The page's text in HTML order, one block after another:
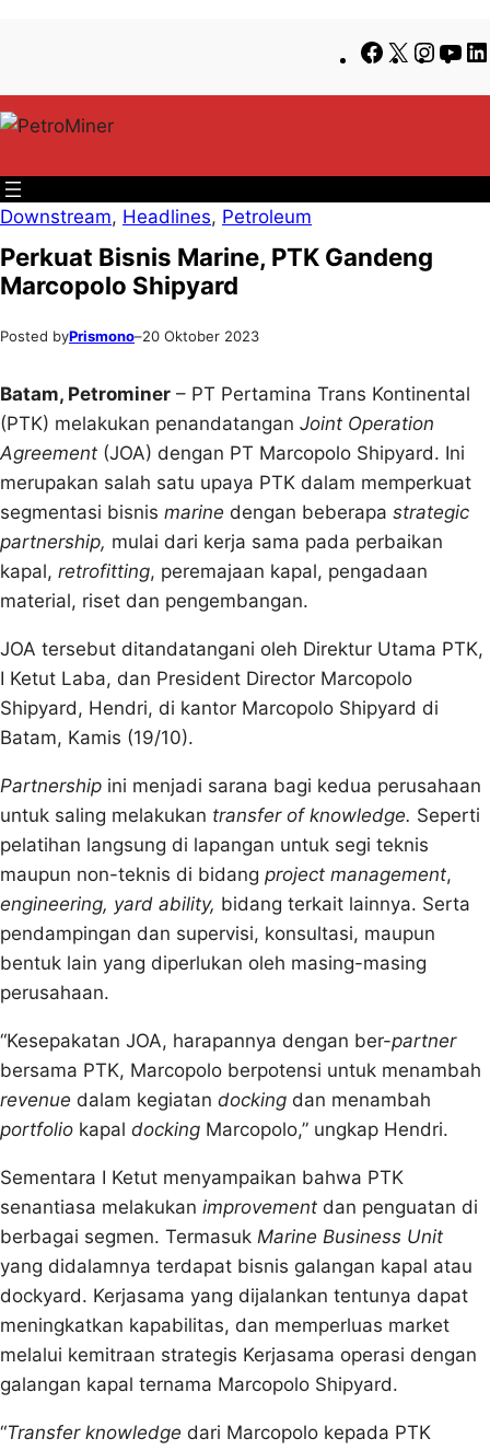
konten
content
Facebook
X
Downstream, Headlines, Petroleum
Perkuat Bisnis Marine, PTK Gandeng
Marcopolo Shipyard
Posted byPrismono–20 Oktober 2023
Batam, Petrominer – PT Pertamina Trans Kontinental
(PTK) melakukan penandatangan Joint Operation
Agreement (JOA) dengan PT Marcopolo Shipyard. Ini
merupakan salah satu upaya PTK dalam memperkuat
segmentasi bisnis marine dengan beberapa strategic
partnership, mulai dari kerja sama pada perbaikan
kapal, retrofitting, peremajaan kapal, pengadaan
material, riset dan pengembangan.
JOA tersebut ditandatangani oleh Direktur Utama PTK,
I Ketut Laba, dan President Director Marcopolo
Shipyard, Hendri, di kantor Marcopolo Shipyard di
Batam, Kamis (19/10).
Partnership ini menjadi sarana bagi kedua perusahaan
untuk saling melakukan transfer of knowledge. Seperti
pelatihan langsung di lapangan untuk segi teknis
maupun non-teknis di bidang project management,
engineering, yard ability, bidang terkait lainnya. Serta
pendampingan dan supervisi, konsultasi, maupun
bentuk lain yang diperlukan oleh masing-masing
perusahaan.
“Kesepakatan JOA, harapannya dengan ber-partner
bersama PTK, Marcopolo berpotensi untuk menambah
revenue dalam kegiatan docking dan menambah
portfolio kapal docking Marcopolo,” ungkap Hendri.
Sementara I Ketut menyampaikan bahwa PTK
senantiasa melakukan improvement dan penguatan di
berbagai segmen. Termasuk Marine Business Unit
yang didalamnya terdapat bisnis galangan kapal atau
dockyard. Kerjasama yang dijalankan tentunya dapat
meningkatkan kapabilitas, dan memperluas market
melalui kemitraan strategis Kerjasama operasi dengan
galangan kapal ternama Marcopolo Shipyard.
“Transfer knowledge dari Marcopolo kepada PTK